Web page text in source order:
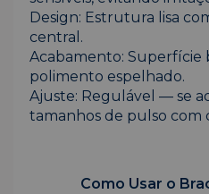
Design: Estrutura lisa
central.
Acabamento: Superfície
polimento espelhado.
Ajuste: Regulável — se
tamanhos de pulso com
Como Usar o